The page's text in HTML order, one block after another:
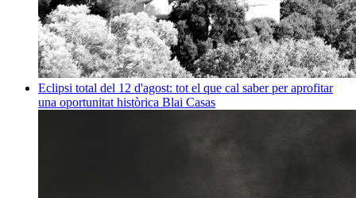
Eclipsi total del 12 d'agost: tot el que cal saber per aprofitar
una oportunitat històrica Blai Casas